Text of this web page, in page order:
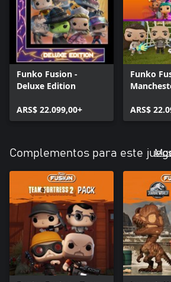
Funko Fusion -
Deluxe Edition
ARS$ 22.099,00+
Funko
ARS$
Complementos para este